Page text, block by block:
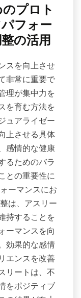
プロト
フォー
の活用
スを向上させ
非常に重要で
理が集中力を
を育む方法を
ュアライゼー
上させる具体
感情的な健康
るためのバラ
との重要性に
ーマンスにお
は、アスリー
持することを
ーマンスを向
効果的な感情
エンスを改善
リートは、不
をポジティブ